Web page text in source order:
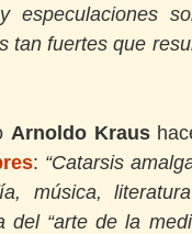
especulaciones
tan fuertes que
Arnoldo Kraus
: “Catarsis
música,
del “arte de la